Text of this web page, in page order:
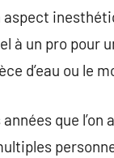
à un pro
d’eau ou le
que